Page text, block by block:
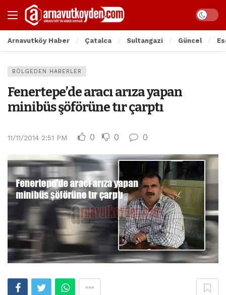
Arnavutköy Haber Çatalca Sultangazi Güncel
BÖLGEDEN HABERLER
Fenertepe’de aracı arıza yapan
minibüs şöförüne tır çarptı
11/11/2014 2:51 PM 0 0 0